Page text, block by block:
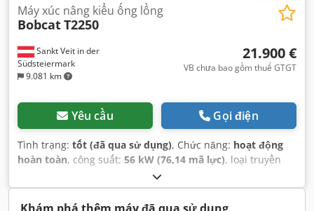
Sankt Veit in der
Südsteiermark
9.081 km
Máy xúc nâng kiểu ống lồng
BobcatT2250
21.900 €
VB chưa bao gồm thuế GTGT
Yêu cầu Gọi điện
Tình trạng: tốt (đã qua sử dụng), Chức năng: hoạt động
hoàn toàn, công suất: 56 kW (76,14 mã lực), loại truyền
, loại nhiên liệu:
suất nâng:2.200 kg/m, Năm sản xuất:2008, giờ hoạt động:
4.871 h, Thiết bị:cabin, càng nâng pallet,